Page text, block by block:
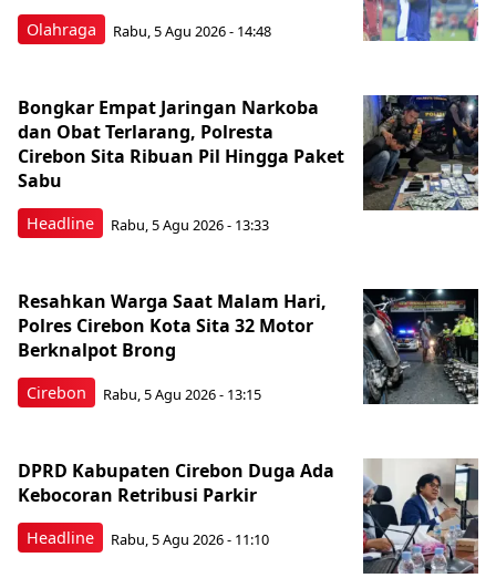
Olahraga Rabu, 5 Agu 2026 - 14:48
Headline
Bongkar Empat Jaringan Narkoba
dan Obat Terlarang, Polresta
Cirebon Sita Ribuan Pil Hingga Paket
Sabu
Rabu, 5 Agu 2026 - 13:33
Cirebon
Resahkan Warga Saat Malam Hari,
Polres Cirebon Kota Sita 32 Motor
Berknalpot Brong
Rabu, 5 Agu 2026 - 13:15
Headline
DPRD Kabupaten Cirebon Duga Ada
Kebocoran Retribusi Parkir
Rabu, 5 Agu 2026 - 11:10